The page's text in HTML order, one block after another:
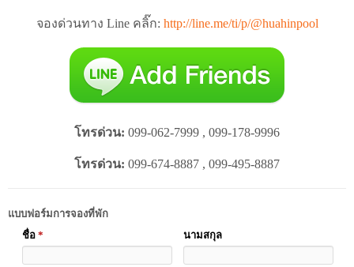
จองด่วนทาง Line คลิ๊ก: http://line.me/ti/p/@huahinpool
โทรด่วน: 099-062-7999 , 099-178-9996
โทรด่วน: 099-674-8887 , 099-495-8887
แบบฟอร์มการจองที่พัก
ชื่อ * นามสกุล